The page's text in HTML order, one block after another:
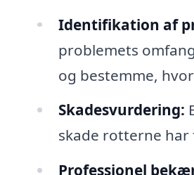
Identifikation af
problemets
og bestemme,
Skadesvurdering:
skade rotterne
Professionel